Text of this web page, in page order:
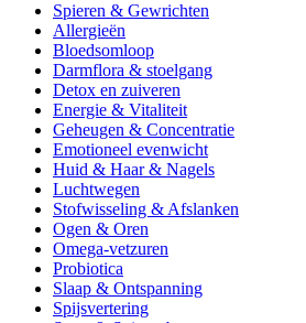
Spieren & Gewrichten
Allergieën
Bloedsomloop
Darmflora & stoelgang
Detox en zuiveren
Energie & Vitaliteit
Geheugen & Concentratie
Emotioneel evenwicht
Huid & Haar & Nagels
Luchtwegen
Stofwisseling & Afslanken
Ogen & Oren
Omega-vetzuren
Probiotica
Slaap & Ontspanning
Spijsvertering